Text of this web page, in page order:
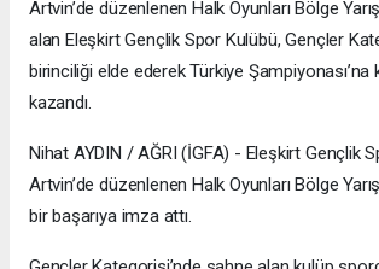
Artvin’de düzenlenen Halk Oyunları Bölge
alan Eleşkirt Gençlik Spor Kulübü, Gençler
birinciliği elde ederek Türkiye Şampiyonası’na
kazandı.
Nihat AYDIN / AĞRI (İGFA) - Eleşkirt Gençlik
Artvin’de düzenlenen Halk Oyunları Bölge
bir başarıya imza attı.